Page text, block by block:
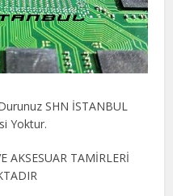
SHN İSTANBUL
Yoktur.
AKSESUAR TAMİRLERİ